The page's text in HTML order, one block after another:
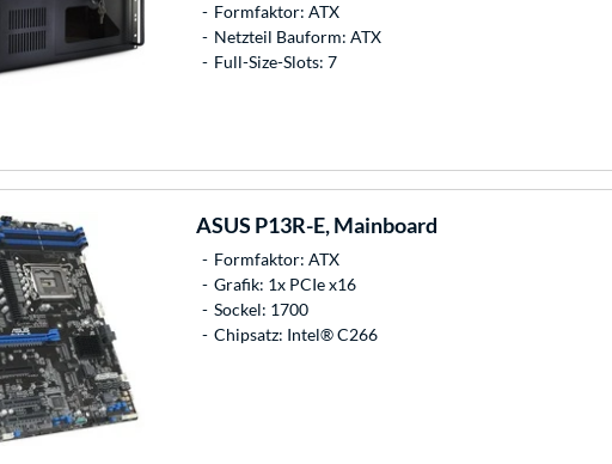
Formfaktor: ATX
Netzteil Bauform: ATX
Full-Size-Slots: 7
ASUS P13R-E, Mainboard
Formfaktor: ATX
Grafik: 1x PCIe x16
Sockel: 1700
Chipsatz: Intel® C266